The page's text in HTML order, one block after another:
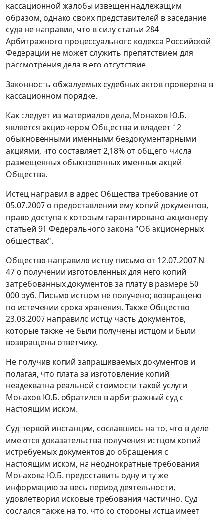
кассационной жалобы извещен надлежащим
образом, однако своих представителей в заседание
суда не направил, что в силу статьи 284
Арбитражного процессуального кодекса Российской
Федерации не может служить препятствием для
рассмотрения дела в его отсутствие.
Законность обжалуемых судебных актов проверена в
кассационном порядке.
Как следует из материалов дела, Монахов Ю.Б.
является акционером Общества и владеет 12
обыкновенными именными бездокументарными
акциями, что составляет 2,18% от общего числа
размещенных обыкновенных именных акций
Общества.
Истец направил в адрес Общества требование от
05.07.2007 о предоставлении ему копий документов,
право доступа к которым гарантировано акционеру
статьей 91 Федерального закона "Об акционерных
обществах".
Общество направило истцу письмо от 12.07.2007 N
47 о получении изготовленных для него копий
затребованных документов за плату в размере 50
000 руб. Письмо истцом не получено; возвращено
по истечении срока хранения. Также Общество
23.08.2007 направило истцу часть документов,
которые также не были получены истцом и были
возвращены ответчику.
Не получив копий запрашиваемых документов и
полагая, что плата за изготовление копий
неадекватна реальной стоимости такой услуги
Монахов Ю.Б. обратился в арбитражный суд с
настоящим иском.
Суд первой инстанции, сославшись на то, что в деле
имеются доказательства получения истцом копий
истребуемых документов до обращения с
настоящим иском, на неоднократные требования
Монахова Ю.Б. предоставить одну и ту же
информацию за весь период деятельности,
удовлетворил исковые требования частично. Суд
сослался также на то, что со стороны истца имеет